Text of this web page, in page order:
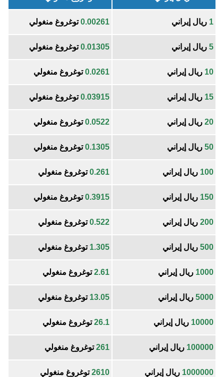
1 ريال إيراني 0.00261توغروغ منغولي
5 ريال إيراني 0.01305توغروغ منغولي
10 ريال إيراني 0.0261توغروغ منغولي
15 ريال إيراني 0.03915توغروغ منغولي
20 ريال إيراني 0.0522توغروغ منغولي
50 ريال إيراني 0.1305توغروغ منغولي
100 ريال إيراني 0.261توغروغ منغولي
150 ريال إيراني 0.3915توغروغ منغولي
200 ريال إيراني 0.522توغروغ منغولي
500 ريال إيراني 1.305 توغروغ منغولي
1000 ريال إيراني 2.61توغروغ منغولي
5000 ريال إيراني 13.05 توغروغ منغولي
10000 ريال إيراني 26.1توغروغ منغولي
100000 ريال إيراني 261توغروغ منغولي
1000000 ريال إيراني 2610توغروغ منغولي